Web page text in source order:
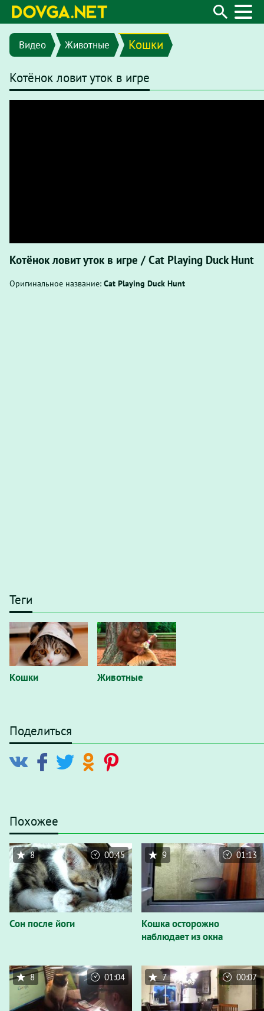
Видео Животные Кошки
Котёнок ловит уток в игре
Котёнок ловит уток в игре / Cat Playing Duck Hunt
Оригинальное название: Cat Playing Duck Hunt
Теги
Кошки Животные
Поделиться
Похожее
Сон после йоги
8 00:45
Кошка осторожно
наблюдает из окна
9 01:13
8 01:04 7 00:07